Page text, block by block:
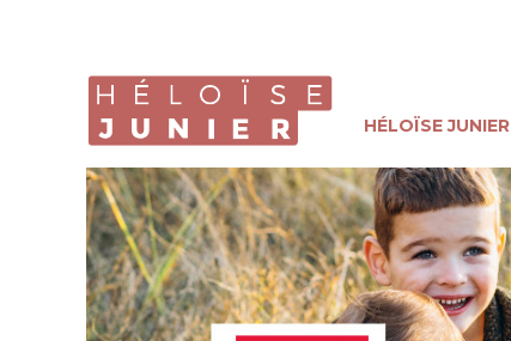
HÉLOÏSE JUNIER